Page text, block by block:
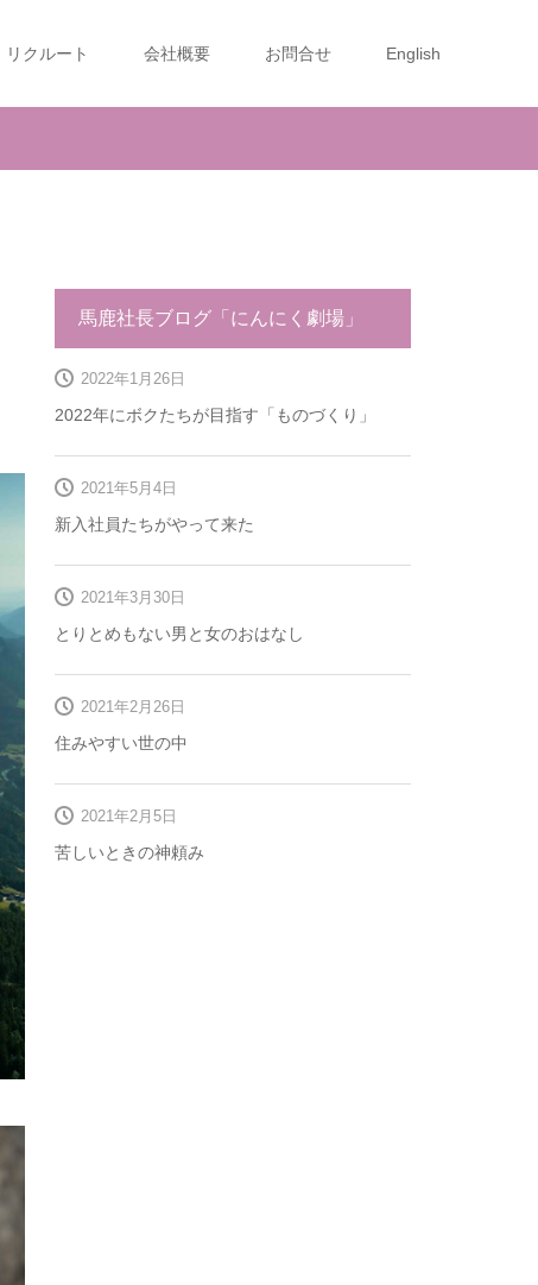
リクルート 会社概要 お問合せ English
馬鹿社長ブログ「にんにく劇場」
2022年にボクたちが目指す「ものづくり」
2022年1月26日
新入社員たちがやって来た
2021年5月4日
とりとめもない男と女のおはなし
2021年3月30日
住みやすい世の中
2021年2月26日
苦しいときの神頼み
2021年2月5日